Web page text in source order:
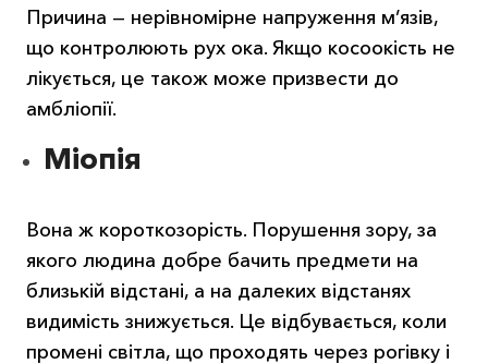
Причина — нерівномірне напруження м’язів,
що контролюють рух ока. Якщо косоокість не
лікується, це також може призвести до
амбліопії.
Міопія
Вона ж короткозорість. Порушення зору, за
якого людина добре бачить предмети на
близькій відстані, а на далеких відстанях
видимість знижується. Це відбувається, коли
промені світла, що проходять через рогівку і